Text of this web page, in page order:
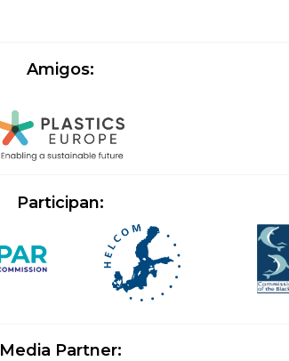
Amigos:
Participan:
Media Partner: